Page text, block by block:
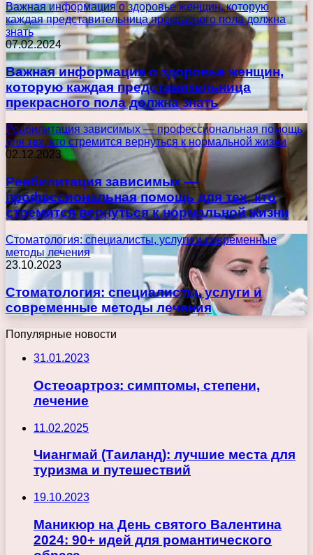
Важная информация о здоровье женщин, которую
каждая представительница прекрасного пола должна
знать
07.02.2024
Важная информация о здоровье женщин,
которую каждая представительница
прекрасного пола должна знать
Реабилитация зависимых — профессиональная помощь
для тех, кто стремится вернуться к нормальной жизни
02.12.2023
Реабилитация зависимых —
профессиональная помощь для тех, кто
стремится вернуться к нормальной жизни
Стоматология: специалисты, услуги и современные
методы лечения
23.10.2023
Стоматология: специалисты, услуги и
современные методы лечения
Популярные новости
31.01.2023
Остеоартроз: симптомы, степени,
лечение
11.02.2025
Чиангмай (Таиланд): лучшие места для
туризма и путешествий
19.10.2023
Маникюр на День святого Валентина
2024: 90+ идей для романтического